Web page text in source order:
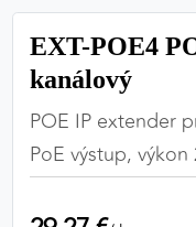
EXT-POE4
kanálový
POE IP extender
PoE výstup,
Tieto cookies sú
webovej stránky
zabezpečiť jej
Nevyhnutné